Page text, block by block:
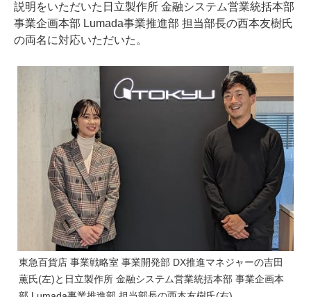
説明をいただいた日立製作所 金融システム営業統括本部
事業企画本部 Lumada事業推進部 担当部長の西本友樹氏
の両名に対応いただいた。
東急百貨店 事業戦略室 事業開発部 DX推進マネジャーの吉田
薫氏(左)と日立製作所 金融システム営業統括本部 事業企画本